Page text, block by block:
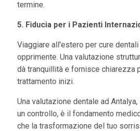
termine.
5. Fiducia per i Pazienti
Viaggiare all'estero per cure
opprimente. Una valutazione
dà tranquillità e fornisce chiarezza
trattamento inizi.
Una valutazione dentale ad
un controllo, è il fondamento
che la trasformazione del tuo